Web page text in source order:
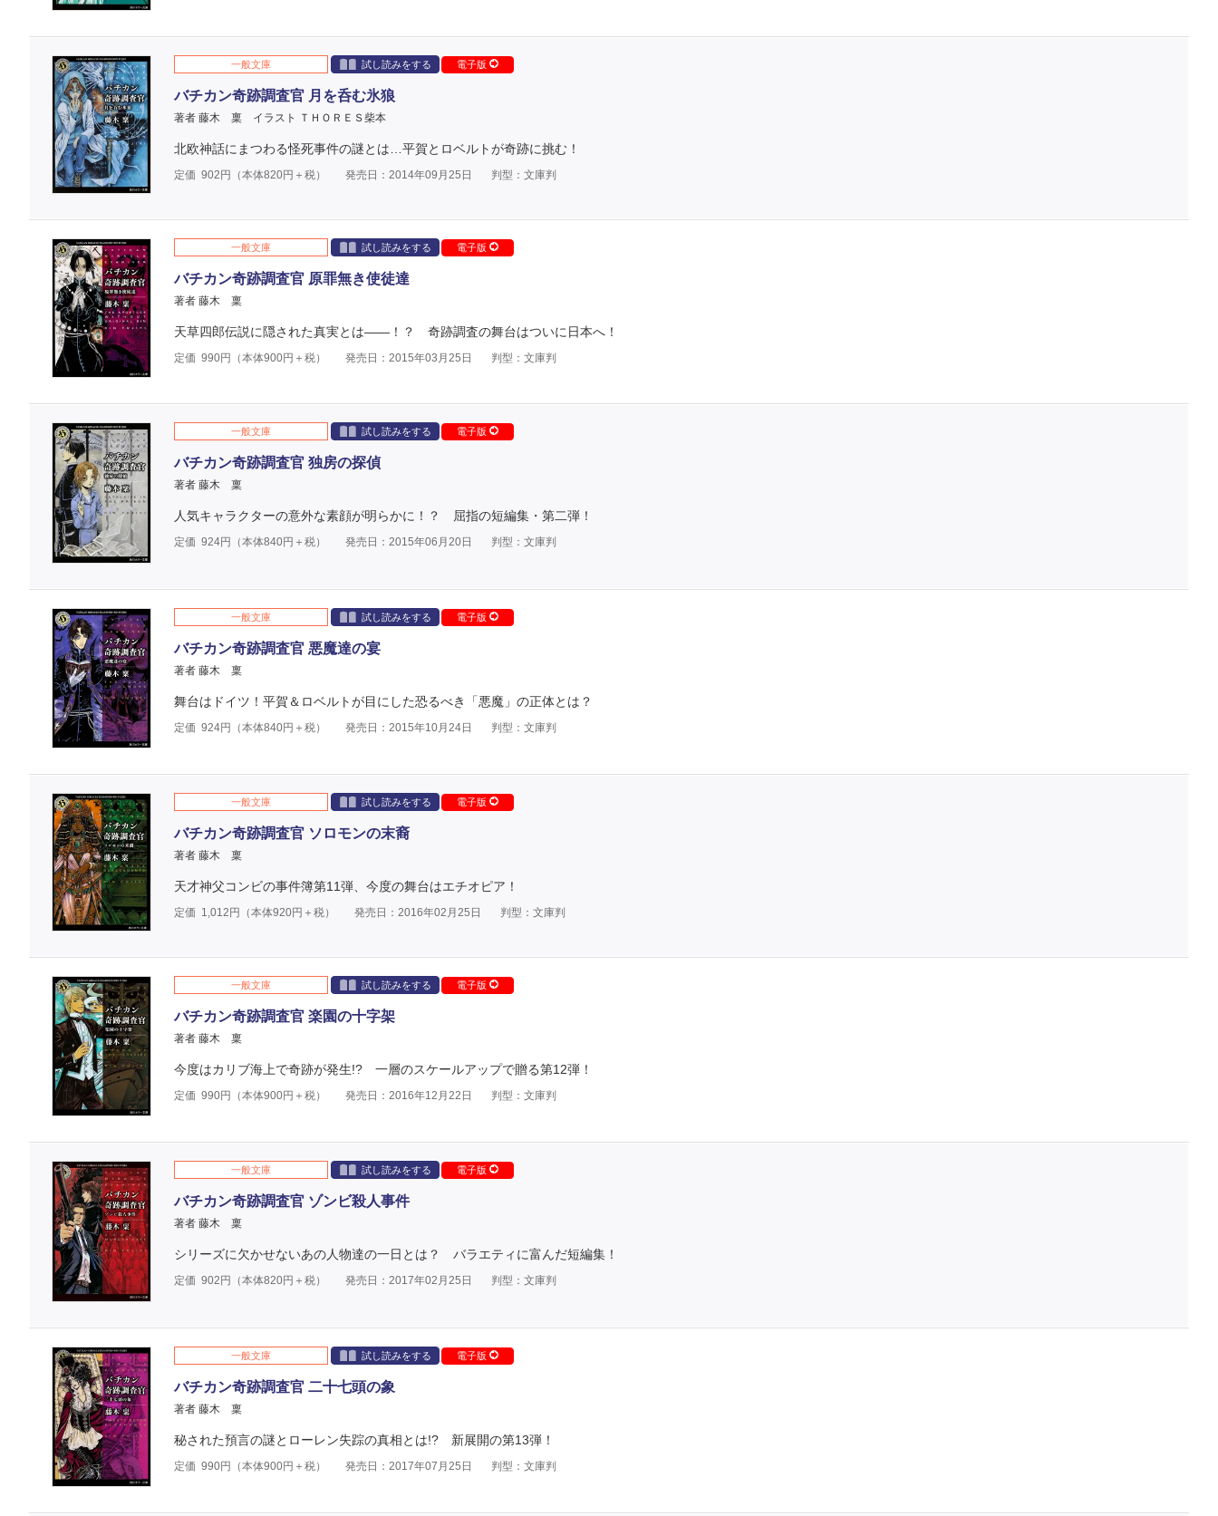
一般文庫 試し読みをする 電子版
バチカン奇跡調査官 月を呑む氷狼
著者 藤木 稟 イラスト ＴＨＯＲＥＳ柴本
北欧神話にまつわる怪死事件の謎とは…平賀とロベルトが奇跡に挑む！
定価 902 円（本体820円＋税） 発売日：2014年09月25日 判型：文庫判
一般文庫 試し読みをする 電子版
バチカン奇跡調査官 原罪無き使徒達
著者 藤木 稟
天草四郎伝説に隠された真実とは――！？ 奇跡調査の舞台はついに日本へ！
定価 990円（本体900円＋税） 発売日：2015年03月25日 判型：文庫判
一般文庫 試し読みをする 電子版
バチカン奇跡調査官 独房の探偵
著者 藤木 稟
人気キャラクターの意外な素顔が明らかに！？ 屈指の短編集・第二弾！
定価 924円（本体840円＋税） 発売日：2015年06月20日 判型：文庫判
一般文庫 試し読みをする 電子版
バチカン奇跡調査官 悪魔達の宴
著者 藤木 稟
舞台はドイツ！平賀＆ロベルトが目にした恐るべき「悪魔」の正体とは？
定価 924円（本体840円＋税） 発売日：2015年10月24日 判型：文庫判
一般文庫 試し読みをする 電子版
バチカン奇跡調査官 ソロモンの末裔
著者 藤木 稟
天才神父コンビの事件簿第11弾、今度の舞台はエチオピア！
定価 1,012 円（本体920円＋税） 発売日：2016年02月25日 判型：文庫判
一般文庫 試し読みをする 電子版
バチカン奇跡調査官 楽園の十字架
著者 藤木 稟
今度はカリブ海上で奇跡が発生!? 一層のスケールアップで贈る第12弾！
定価 990円（本体900円＋税） 発売日：2016年12月22日 判型：文庫判
一般文庫 試し読みをする 電子版
バチカン奇跡調査官 ゾンビ殺人事件
著者 藤木 稟
シリーズに欠かせないあの人物達の一日とは？ バラエティに富んだ短編集！
定価 902 円（本体820円＋税） 発売日：2017年02月25日 判型：文庫判
一般文庫 試し読みをする 電子版
バチカン奇跡調査官 二十七頭の象
著者 藤木 稟
秘された預言の謎とローレン失踪の真相とは!? 新展開の第13弾！
定価 990円（本体900円＋税） 発売日：2017年07月25日 判型：文庫判